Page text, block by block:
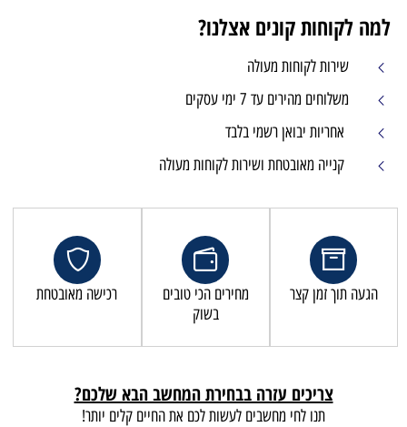
למה לקוחות קונים אצלנו?
שירות לקוחות מעולה
משלוחים מהירים עד 7 ימי עסקים
אחריות יבואן רשמי בלבד
קנייה מאובטחת ושירות לקוחות מעולה
הגעה תוך זמן קצר
מחירים הכי טובים
בשוק
רכישה מאובטחת
צריכים עזרה בבחירת המחשב הבא שלכם?
תנו לחי מחשבים לעשות לכם את החיים קלים יותר!